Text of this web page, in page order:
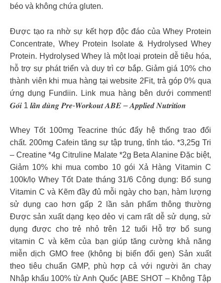
béo và không chứa gluten. ⁣
Được tạo ra nhờ sự kết hợp độc đáo của Whey Protein
Concentrate, Whey Protein Isolate & Hydrolysed Whey
Protein. Hydrolysed Whey là một loại protein dễ tiêu hóa,
hỗ trợ sự phát triển và duy trì cơ bắp. Giảm giá 10% cho
thành viên khi mua hàng tại website 2Fit, trả góp 0% qua
ứng dụng Fundiin. Link mua hàng bên dưới comment!
𝑮𝒐́𝒊 1 𝒍𝒂̂̀𝒏 𝒅𝒖̀𝒏𝒈 𝑷𝒓𝒆-𝑾𝒐𝒓𝒌𝒐𝒖𝒕 𝑨𝑩𝑬 – 𝑨𝒑𝒑𝒍𝒊𝒆𝒅 𝑵𝒖𝒕𝒓𝒊𝒕𝒊𝒐𝒏
Whey Tốt 100mg Teacrine thúc đẩy hệ thống trao đổi
chất. 200mg Cafein tăng sự tập trung, tỉnh táo. *3,25g Tri
– Creatine *4g Citruline Malate *2g Beta Alanine Đặc biệt,
Giảm 10% khi mua combo 10 gói Xả Hàng Vitamin C
100k/lọ Whey Tốt Date tháng 31/6 Công dụng: Bổ sung
Vitamin C và Kẽm đầy đủ mỗi ngày cho bạn, hàm lượng
sử dụng cao hơn gấp 2 lần sản phẩm thông thường
Được sản xuất dạng kẹo dẻo vị cam rất dễ sử dụng, sử
dụng được cho trẻ nhỏ trên 12 tuổi Hỗ trợ bổ sung
vitamin C và kẽm của bạn giúp tăng cường khả năng
miễn dịch GMO free (không bị biến đổi gen) Sản xuất
theo tiêu chuẩn GMP, phù hợp cả với người ăn chay
Nhập khẩu 100% từ Anh Quốc [ABE SHOT – Không Tập